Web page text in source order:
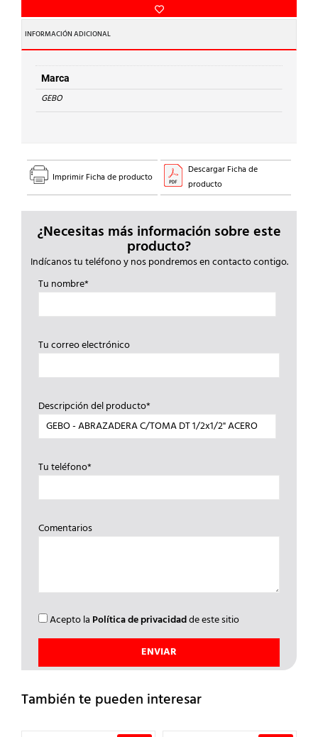
C/TOMA
DT
1/2x1/2"
ACERO
cantidad
INFORMACIÓN ADICIONAL
Marca
GEBO
Imprimir Ficha de producto
Descargar Ficha de
producto
¿Necesitas más información sobre este
producto?
Indícanos tu teléfono y nos pondremos en contacto contigo.
Tu nombre*
Tu correo electrónico
Descripción del producto*
Tu teléfono*
Comentarios
Acepto la Política de privacidadde este sitio
También te pueden interesar